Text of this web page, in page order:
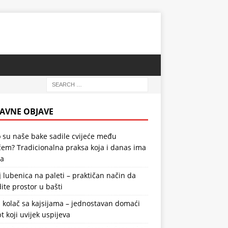
OBJAVE
su naše bake sadile cvijeće među
Tradicionalna praksa koja i danas ima
lubenica na paleti – praktičan način da
prostor u bašti
kolač sa kajsijama – jednostavan domaći
koji uvijek uspijeva